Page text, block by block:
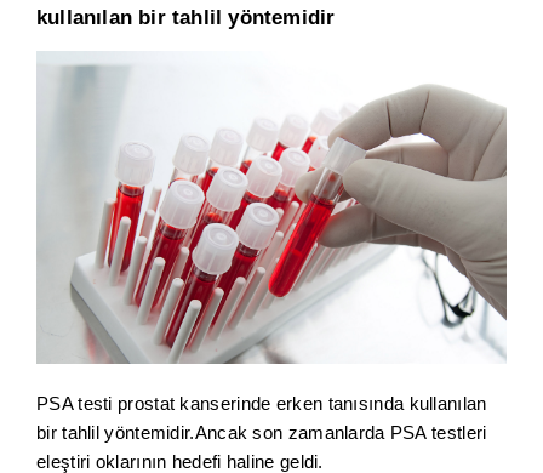
kullanılan bir tahlil yöntemidir
PSA testi prostat kanserinde erken tanısında kullanılan
bir tahlil yöntemidir.Ancak son zamanlarda PSA testleri
eleştiri oklarının hedefi haline geldi.